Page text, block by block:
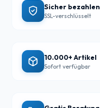
Sicher bezahlen
SSL-verschlüsselt
10.000+ Artikel
Sofort verfügbar